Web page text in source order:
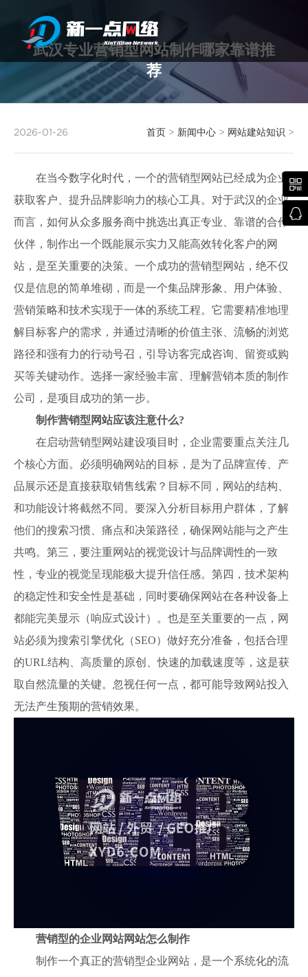
武汉专业营销型网站制作哪家靠谱推
荐
2026-01-26 首页 > 新闻中心 > 网站建站知识 >
在当今数字化时代，一个的营销型网站已经成为企业
获取客户、提升品牌影响力的核心工具。对于武汉的企业
而言，如何从众多服务商中挑选出真正专业、靠谱的合作
伙伴，制作出一个既能展示实力又能高效转化客户的网
站，是至关重要的决策。一个成功的营销型网站，绝不仅
仅是信息的简单堆砌，而是一个集品牌形象、用户体验、
营销策略和技术实现于一体的系统工程。它需要精准地理
解目标客户的需求，并通过清晰的价值主张、流畅的浏览
路径和强有力的行动号召，引导访客完成咨询、留资或购
买等关键动作。选择一家经验丰富、理解营销本质的制作
公司，是项目成功的第一步。
制作营销型网站应该注意什么?
在启动营销型网站建设项目时，企业需要重点关注几
个核心方面。必须明确网站的目标，是为了品牌宣传、产
品展示还是直接获取销售线索？目标不同，网站的结构、
和功能设计将截然不同。要深入分析目标用户群体，了解
他们的搜索习惯、痛点和决策路径，确保网站能与之产生
共鸣。第三，要注重网站的视觉设计与品牌调性的一致
性，专业的视觉呈现能极大提升信任感。第四，技术架构
的稳定性和安全性是基础，同时要确保网站在各种设备上
都能完美显示（响应式设计）。也是至关重要的一点，网
站必须为搜索引擎优化（SEO）做好充分准备，包括合理
的URL结构、高质量的原创、快速的加载速度等，这是获
取自然流量的关键。忽视任何一点，都可能导致网站投入
无法产生预期的营销效果。
营销型的企业网站网站怎么制作
制作一个真正的营销型企业网站，是一个系统化的流

